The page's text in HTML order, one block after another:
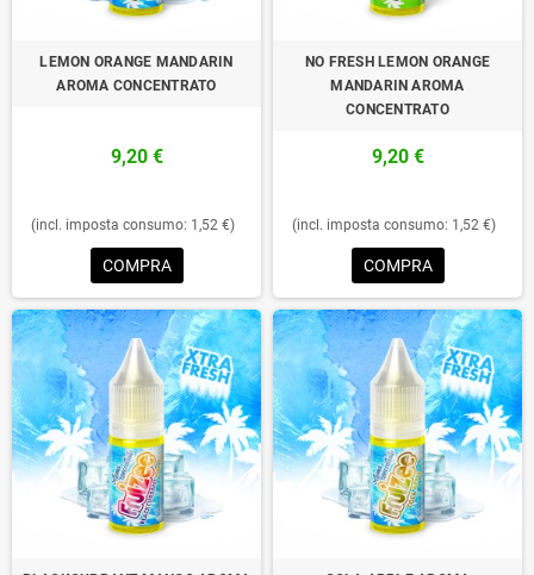
LEMON ORANGE MANDARIN
AROMA CONCENTRATO
9,20 €
(incl. imposta consumo: 1,52 €)
COMPRA
NO FRESH LEMON ORANGE
MANDARIN AROMA
CONCENTRATO
9,20 €
(incl. imposta consumo: 1,52 €)
COMPRA